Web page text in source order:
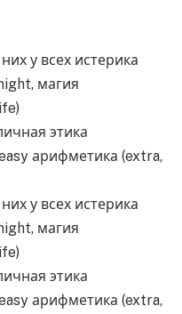
у всех истерика
магия
этика
арифметика (extra,
у всех истерика
магия
этика
арифметика (extra,